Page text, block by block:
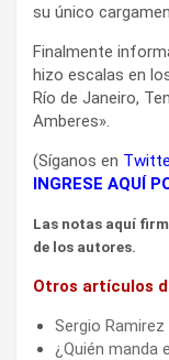
su único
Finalmente
hizo escalas en
Río de Janeiro,
Amberes».
(Síganos en
INGRESE AQUÍ
Las notas aquí
de los autores.
Otros artículos
Sergio
¿Quién manda